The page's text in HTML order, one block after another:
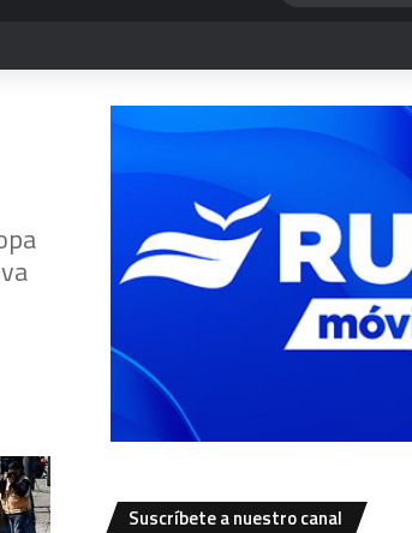
Suscríbete a nuestro canal